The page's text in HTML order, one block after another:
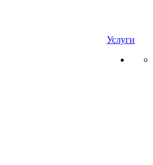
Услуги